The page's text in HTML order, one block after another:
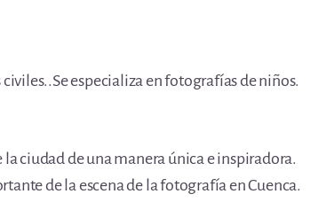
especializa en fotografías de niños.
ciudad de una manera única e inspiradora.
de la escena de la fotografía en Cuenca.